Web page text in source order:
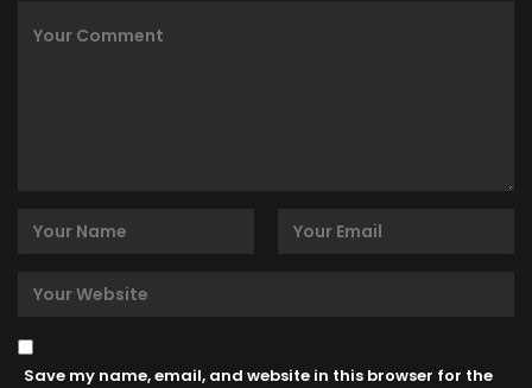
Save my name, email, and website in this browser for the